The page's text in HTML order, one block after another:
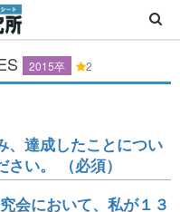
2015卒 2
、達成したことについ
い。 （必須）
会において、私が１３